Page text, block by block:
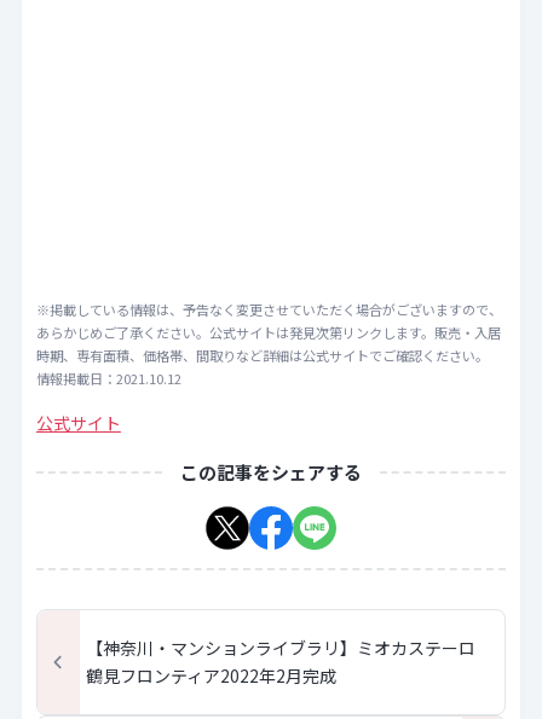
※掲載している情報は、予告なく変更させていただく場合がございますので、
あらかじめご了承ください。公式サイトは発見次第リンクします。販売・入居
時期、専有面積、価格帯、間取りなど詳細は公式サイトでご確認ください。
情報掲載日：2021.10.12
公式サイト
この記事をシェアする
【神奈川・マンションライブラリ】ミオカステーロ
鶴見フロンティア2022年2月完成